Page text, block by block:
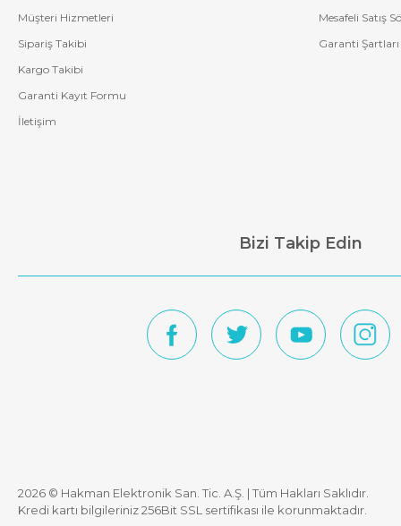
Müşteri Hizmetleri
Sipariş Takibi
Kargo Takibi
Garanti Kayıt Formu
İletişim
Mesafeli Satış
Garanti Şartları
Bizi Takip Edin
2026 © Hakman Elektronik San. Tic. A.Ş. | Tüm Hakları Saklıdır.
Kredi kartı bilgileriniz 256Bit SSL sertifikası ile korunmaktadır.